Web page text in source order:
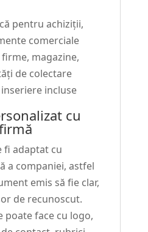
pentru achiziții,
comerciale
magazine,
de colectare
incluse
cu
fi adaptat cu
a companiei, astfel
emis să fie clar,
de recunoscut.
poate face cu logo,